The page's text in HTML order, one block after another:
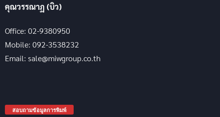
คุณวรรณาฏ (บิว)
Office: 02-9380950
Mobile: 092-3538232
Email: sale@miwgroup.co.th
สอบถามข้อมูลการพิมพ์